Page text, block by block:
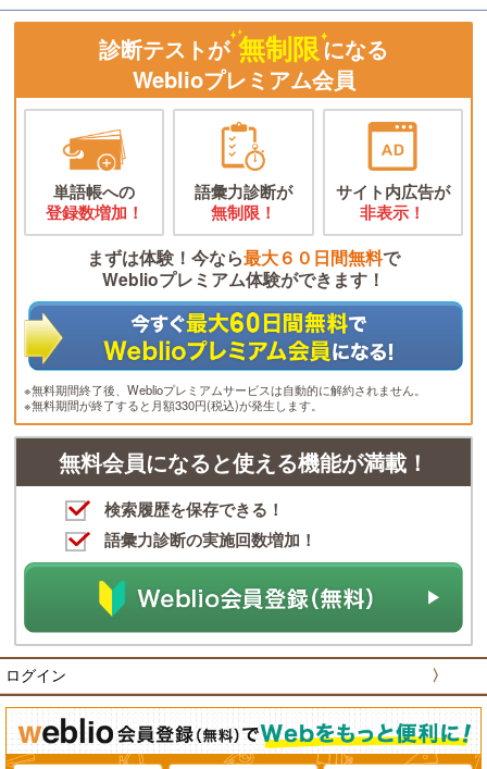
診断テストが 無制限になる
Weblioプレミアム会員
単語帳への
登録数増加！
語彙力診断が
無制限！
サイト内広告が
非表示！
まずは体験！今なら最大６０日間無料で
Weblioプレミアム体験ができます！
※無料期間終了後、Weblioプレミアムサービスは自動的に解約されません。
※無料期間が終了すると月額330円(税込)が発生します。
無料会員になると使える機能が満載！
検索履歴を保存できる！
語彙力診断の実施回数増加！
ログイン 〉